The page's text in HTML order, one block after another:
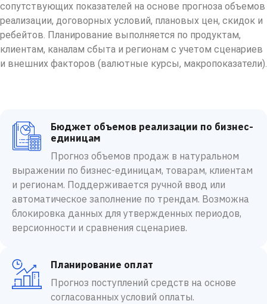
сопутствующих показателей на основе прогноза объемов
реализации, договорных условий, плановых цен, скидок и
ребейтов. Планирование выполняется по продуктам,
клиентам, каналам сбыта и регионам с учетом сценариев
и внешних факторов (валютные курсы, макропоказатели).
Бюджет объемов реализации по бизнес-
единицам
Прогноз объемов продаж в натуральном
выражении по бизнес-единицам, товарам, клиентам
и регионам. Поддерживается ручной ввод или
автоматическое заполнение по трендам. Возможна
блокировка данных для утвержденных периодов,
версионности и сравнения сценариев.
Планирование оплат
Прогноз поступлений средств на основе
согласованных условий оплаты.